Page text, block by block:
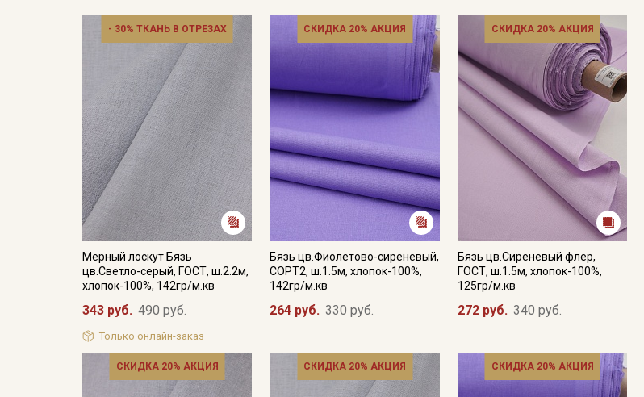
- 30% ТКАНЬ В ОТРЕЗАХ
Мерный лоскут Бязь
цв.Светло-серый, ГОСТ, ш.2.2м,
хлопок-100%, 142гр/м.кв
343 руб. 490 руб.
Только онлайн-заказ
СКИДКА 20% АКЦИЯ
Бязь цв.Фиолетово-сиреневый,
СОРТ2, ш.1.5м, хлопок-100%,
142гр/м.кв
264 руб. 330 руб.
СКИДКА 20% АКЦИЯ
Бязь цв.Сиреневый флер,
ГОСТ, ш.1.5м, хлопок-100%,
125гр/м.кв
272 руб. 340 руб.
СКИДКА 20% АКЦИЯ СКИДКА 20% АКЦИЯ СКИДКА 20% АКЦИЯ